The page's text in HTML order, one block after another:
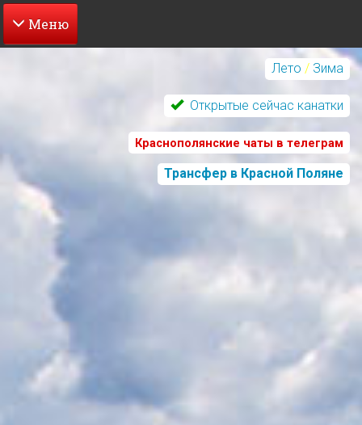
Перейти
Лето / Зима
Открытые сейчас канатки
Краснополянские чаты в телеграм
Трансфер в Красной Поляне